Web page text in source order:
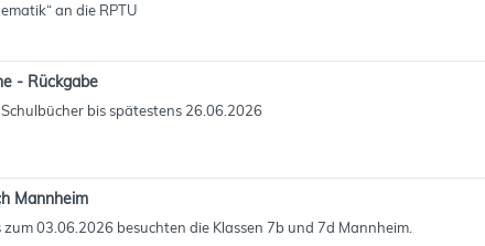
an die RPTU
- Rückgabe
bis spätestens 26.06.2026
Mannheim
zum 03.06.2026 besuchten die Klassen 7b und 7d Mannheim.